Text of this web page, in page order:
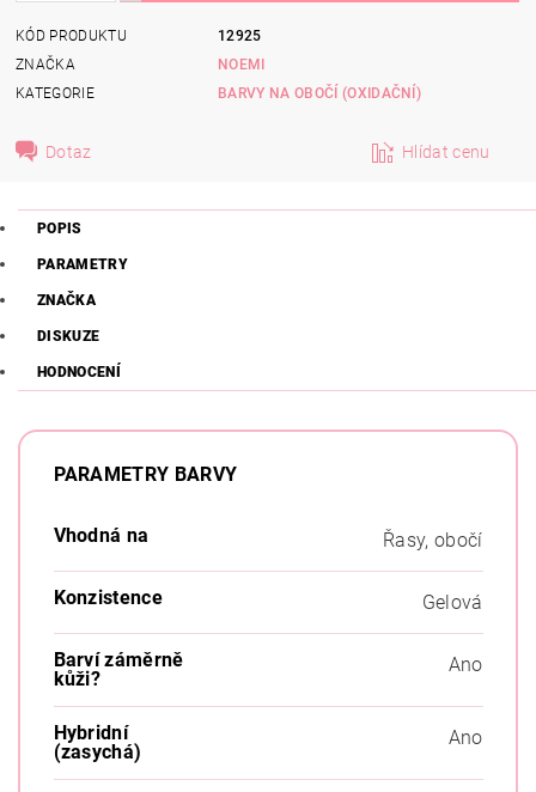
KÓD PRODUKTU
12925
ZNAČKA
NOEMI
KATEGORIE
BARVY NA OBOČÍ (OXIDAČNÍ)
Dotaz Hlídat cenu
POPIS
PARAMETRY
ZNAČKA
DISKUZE
HODNOCENÍ
PARAMETRY BARVY
Vhodná na Řasy, obočí
Konzistence Gelová
Barví záměrně
kůži?
Ano
Hybridní
(zasychá)
Ano